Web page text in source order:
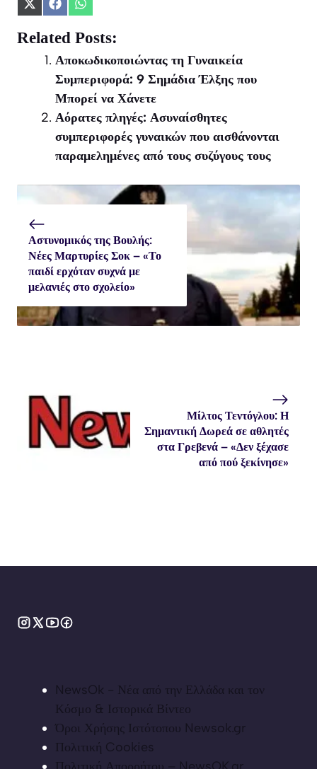
Share
X
(Twitter)
Share
Facebook
Share
WhatsApp
Related Posts:
Αποκωδικοποιώντας τη Γυναικεία
Συμπεριφορά: 9 Σημάδια Έλξης που
Μπορεί να Χάνετε
Αόρατες πληγές: Ασυναίσθητες
συμπεριφορές γυναικών που αισθάνονται
παραμελημένες από τους συζύγους τους
Αστυνομικός της Βουλής:
Νέες Μαρτυρίες Σοκ – «Το
παιδί ερχόταν συχνά με
μελανιές στο σχολείο»
Μίλτος Τεντόγλου: Η
Σημαντική Δωρεά σε αθλητές
στα Γρεβενά – «Δεν ξέχασε
από πού ξεκίνησε»
NewsOk - Νέα από την Ελλάδα και τον
Κόσμο & Ιστορικά Βίντεο
Όροι Χρήσης Ιστότοπου Newsok.gr
Πολιτική Cookies